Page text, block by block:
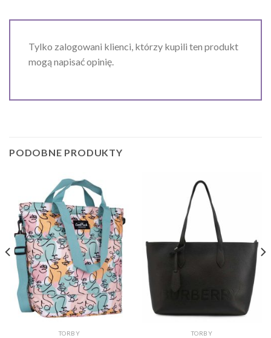
Tylko zalogowani klienci, którzy kupili ten produkt
mogą napisać opinię.
PODOBNE PRODUKTY
TORBY TORBY